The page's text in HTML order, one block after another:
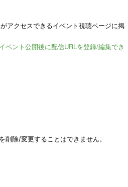
アクセスできるイベント視聴ページに掲
ベント公開後に配信URLを登録/編集でき
削除/変更することはできません。